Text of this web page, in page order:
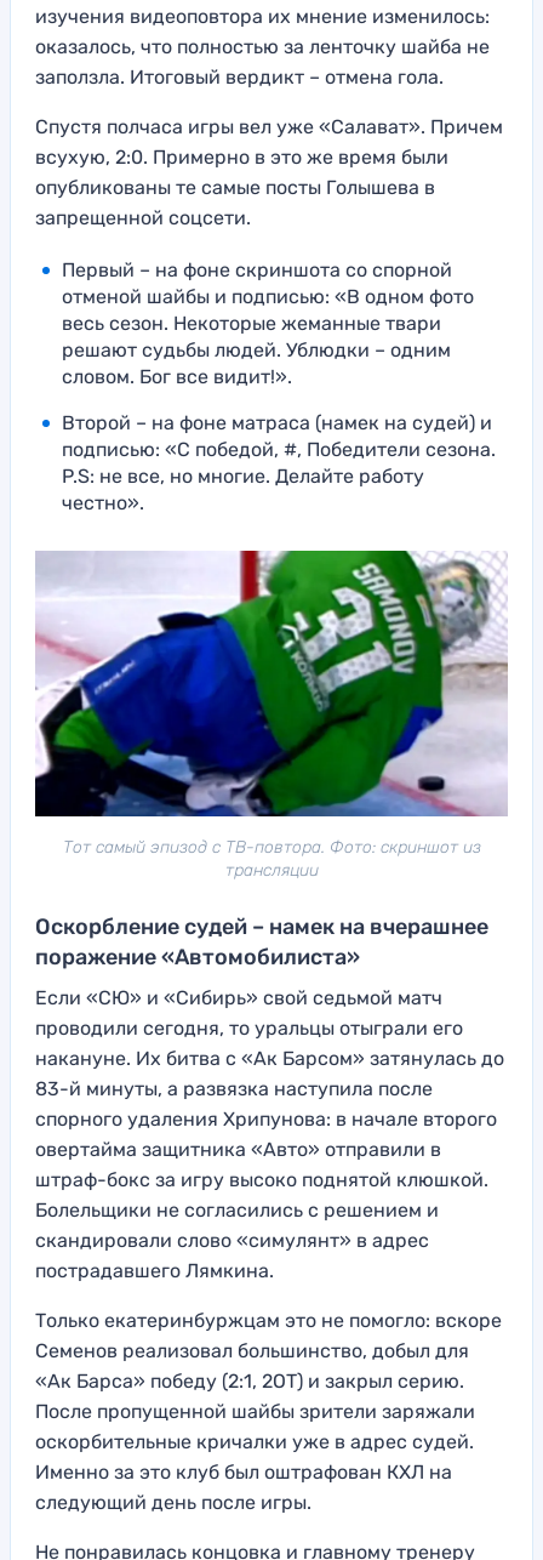
изучения видеоповтора их мнение изменилось:
оказалось, что полностью за ленточку шайба не
заползла. Итоговый вердикт – отмена гола.
Спустя полчаса игры вел уже «Салават». Причем
всухую, 2:0. Примерно в это же время были
опубликованы те самые посты Голышева в
запрещенной соцсети.
Первый – на фоне скриншота со спорной
отменой шайбы и подписью: «В одном фото
весь сезон. Некоторые жеманные твари
решают судьбы людей. Ублюдки – одним
словом. Бог все видит!».
Второй – на фоне матраса (намек на судей) и
подписью: «С победой, #, Победители сезона.
P.S: не все, но многие. Делайте работу
честно».
Тот самый эпизод с ТВ-повтора. Фото: скриншот из
трансляции
Оскорбление судей – намек на вчерашнее
поражение «Автомобилиста»
Если «СЮ» и «Сибирь» свой седьмой матч
проводили сегодня, то уральцы отыграли его
накануне. Их битва с «Ак Барсом» затянулась до
83-й минуты, а развязка наступила после
спорного удаления Хрипунова: в начале второго
овертайма защитника «Авто» отправили в
штраф-бокс за игру высоко поднятой клюшкой.
Болельщики не согласились с решением и
скандировали слово «симулянт» в адрес
пострадавшего Лямкина.
Только екатеринбуржцам это не помогло: вскоре
Семенов реализовал большинство, добыл для
«Ак Барса» победу (2:1, 2ОТ) и закрыл серию.
После пропущенной шайбы зрители заряжали
оскорбительные кричалки уже в адрес судей.
Именно за это клуб был оштрафован КХЛ на
следующий день после игры.
Не понравилась концовка и главному тренеру